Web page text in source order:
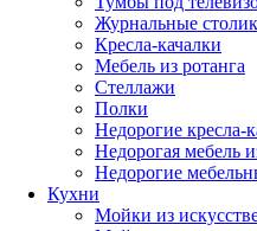
Журнальные
Кресла-качалки
Мебель из ротанга
Стеллажи
Полки
Недорогие кресла-
Недорогая мебель
Недорогие
Кухни
Мойки из